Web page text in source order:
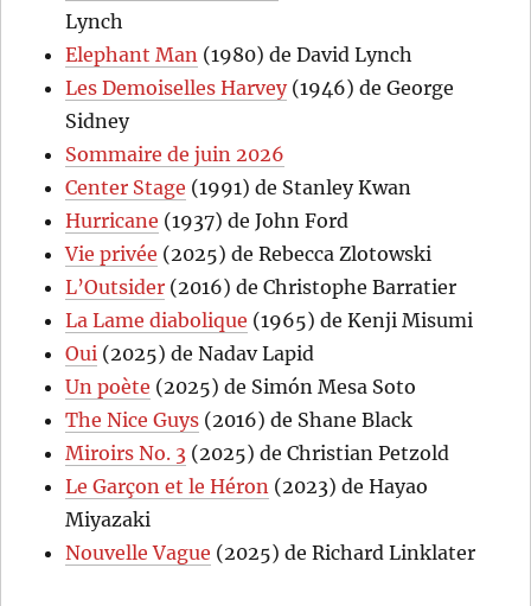
Lynch
Elephant Man (1980) de David Lynch
Les Demoiselles Harvey(1946) de George
Sidney
Sommaire de juin 2026
Center Stage (1991) de Stanley Kwan
Hurricane (1937) de John Ford
Vie privée (2025) de Rebecca Zlotowski
L’Outsider (2016) de Christophe Barratier
La Lame diabolique (1965) de Kenji Misumi
Oui (2025) de Nadav Lapid
Un poète (2025) de Simón Mesa Soto
The Nice Guys (2016) de Shane Black
Miroirs No. 3 (2025) de Christian Petzold
Le Garçon et le Héron (2023) de Hayao
Miyazaki
Nouvelle Vague (2025) de Richard Linklater